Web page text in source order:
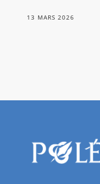
13 MARS 2026